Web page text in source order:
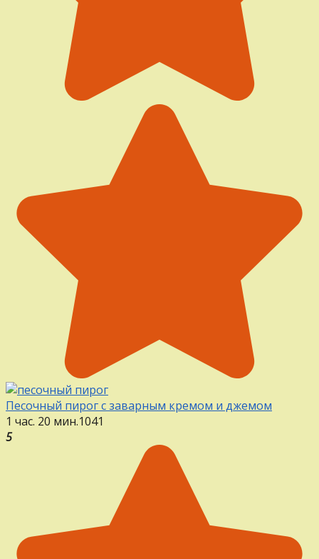
Песочный пирог с заварным кремом и джемом
1 час. 20 мин.1041
5